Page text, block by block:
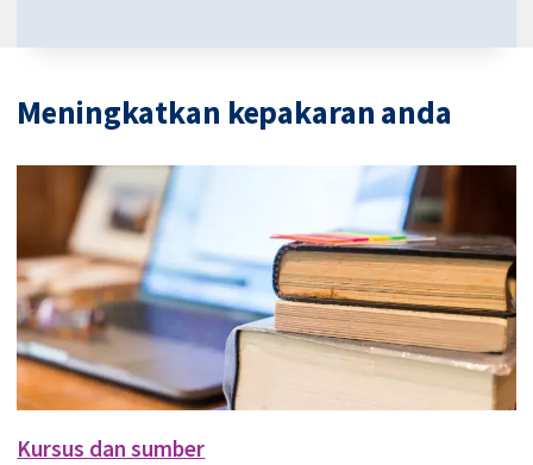
Meningkatkan kepakaran anda
Kursus dan sumber